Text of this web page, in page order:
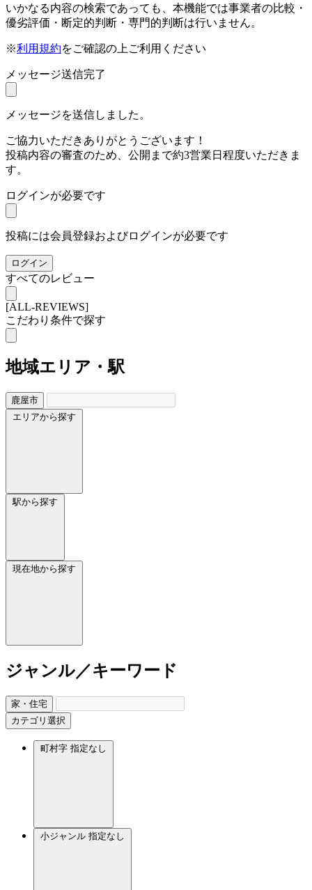
いかなる内容の検索であっても、本機能では事業者の比較・
優劣評価・断定的判断・専門的判断は行いません。
※利用規約をご確認の上ご利用ください
メッセージ送信完了
メッセージを送信しました。
ご協力いただきありがとうございます！
投稿内容の審査のため、公開まで約3営業日程度いただきま
す。
ログインが必要です
投稿には会員登録およびログインが必要です
ログイン
すべてのレビュー
[ALL-REVIEWS]
こだわり条件で探す
地域エリア・駅
鹿屋市
エリアから探す
駅から探す
現在地から探す
ジャンル／キーワード
家・住宅
カテゴリ選択
町村字 指定なし
小ジャンル 指定なし